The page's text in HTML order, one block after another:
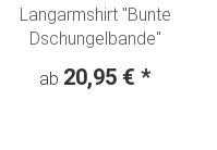
Langarmshirt "Bunte
Dschungelbande"
ab 20,95 € *